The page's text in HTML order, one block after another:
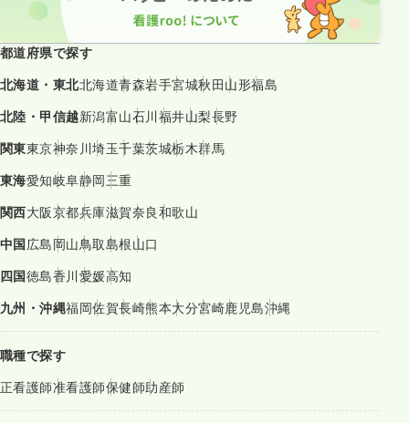
都道府県で探す
北海道・東北北海道青森岩手宮城秋田山形福島
北陸・甲信越新潟富山石川福井山梨長野
関東東京神奈川埼玉千葉茨城栃木群馬
東海愛知岐阜静岡三重
関西大阪京都兵庫滋賀奈良和歌山
中国広島岡山鳥取島根山口
四国徳島香川愛媛高知
九州・沖縄福岡佐賀長崎熊本大分宮崎鹿児島沖縄
職種で探す
正看護師准看護師保健師助産師